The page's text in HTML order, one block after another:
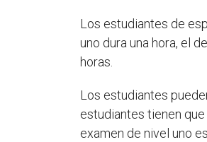
Los estudiantes de
uno dura una hora, el
horas.
Los estudiantes
estudiantes tienen
examen de nivel uno